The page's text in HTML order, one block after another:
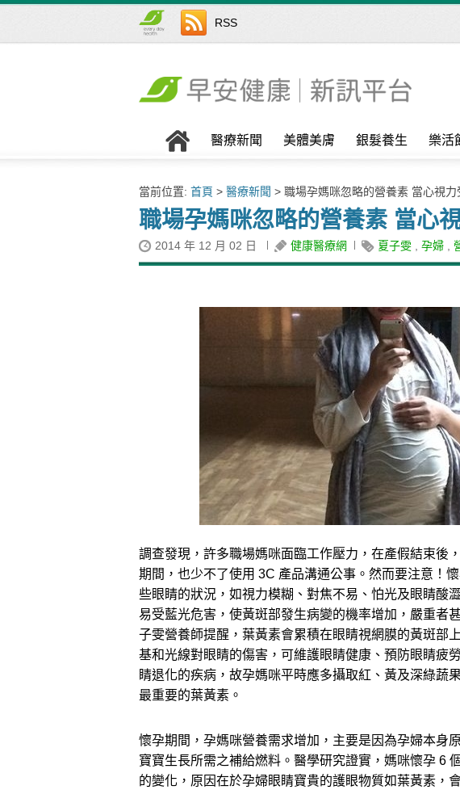
RSS
醫療新聞 美體美膚 銀髮養生 樂活
當前位置: 首頁 > 醫療新聞 > 職場孕媽咪忽略的營養素 當心視力
職場孕媽咪忽略的營養素 當心
2014 年 12 月 02 日 健康醫療網 夏子雯 孕婦
調查發現，許多職場媽咪面臨工作壓力，在產假結束後
期間，也少不了使用 3C 產品溝通公事。然而要注意！
些眼睛的狀況，如視力模糊、對焦不易、怕光及眼睛酸
易受藍光危害，使黃斑部發生病變的機率增加，嚴重者
子雯營養師提醒，葉黃素會累積在眼睛視網膜的黃斑部
基和光線對眼睛的傷害，可維護眼睛健康、預防眼睛疲
睛退化的疾病，故孕媽咪平時應多攝取紅、黃及深綠蔬
最重要的葉黃素。
懷孕期間，孕媽咪營養需求增加，主要是因為孕婦本身
寶寶生長所需之補給燃料。醫學研究證實，媽咪懷孕 6
的變化，原因在於孕婦眼睛寶貴的護眼物質如葉黃素，